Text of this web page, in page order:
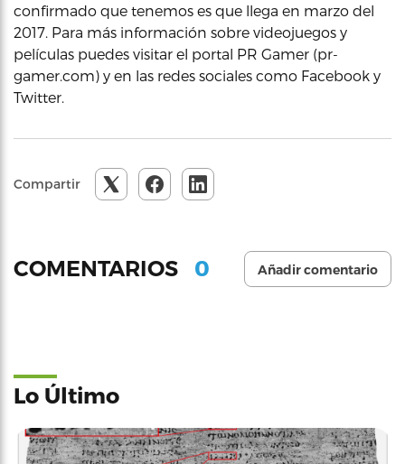
confirmado que tenemos es que llega en marzo del
2017. Para más información sobre videojuegos y
películas puedes visitar el portal PR Gamer (pr-
gamer.com) y en las redes sociales como Facebook y
Twitter.
Compartir
COMENTARIOS 0 Añadir comentario
Lo Último